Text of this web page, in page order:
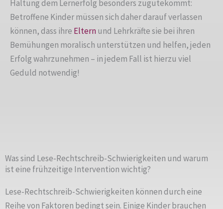
Haltung dem Lernerfolg besonders zugutekommt:
Betroffene Kinder müssen sich daher darauf verlassen
können, dass ihre Elternund Lehrkräfte sie bei ihren
Bemühungen moralisch unterstützen und helfen, jeden
Erfolg wahrzunehmen – in jedem Fall ist hierzu viel
Geduld notwendig!
Was sind Lese-Rechtschreib-Schwierigkeiten und warum
ist eine frühzeitige Intervention wichtig?
Lese-Rechtschreib-Schwierigkeiten können durch eine
Reihe von Faktoren bedingt sein. Einige Kinder brauchen